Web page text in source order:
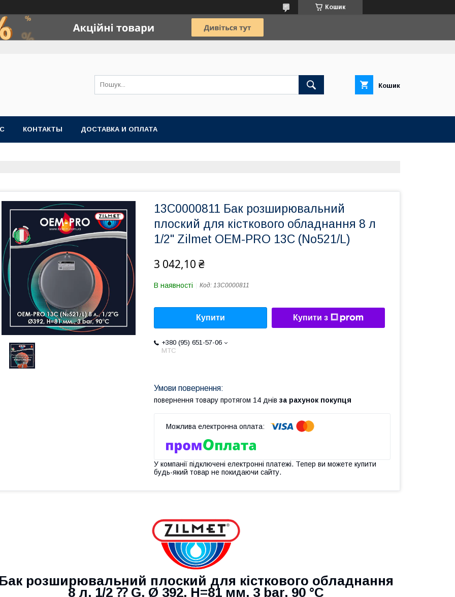
Кошик
Кошик
КОНТАКТЫ ДОСТАВКА И ОПЛАТА
13C0000811 Бак розширювальний
плоский для кісткового обладнання 8 л
1/2" Zilmet OEM-PRO 13C (No521/L)
3 042,10 ₴
В наявності Код: 13C0000811
Купити Купити з
+380 (95) 651-57-06
MTC
повернення товару протягом 14 днів за рахунок покупця
У компанії підключені електронні платежі. Тепер ви можете купити
будь-який товар не покидаючи сайту.
розширювальний плоский для кісткового обладнання
8 л, 1/2 ⁇ G, Ø 392, H=81 мм, 3 bar, 90 °C